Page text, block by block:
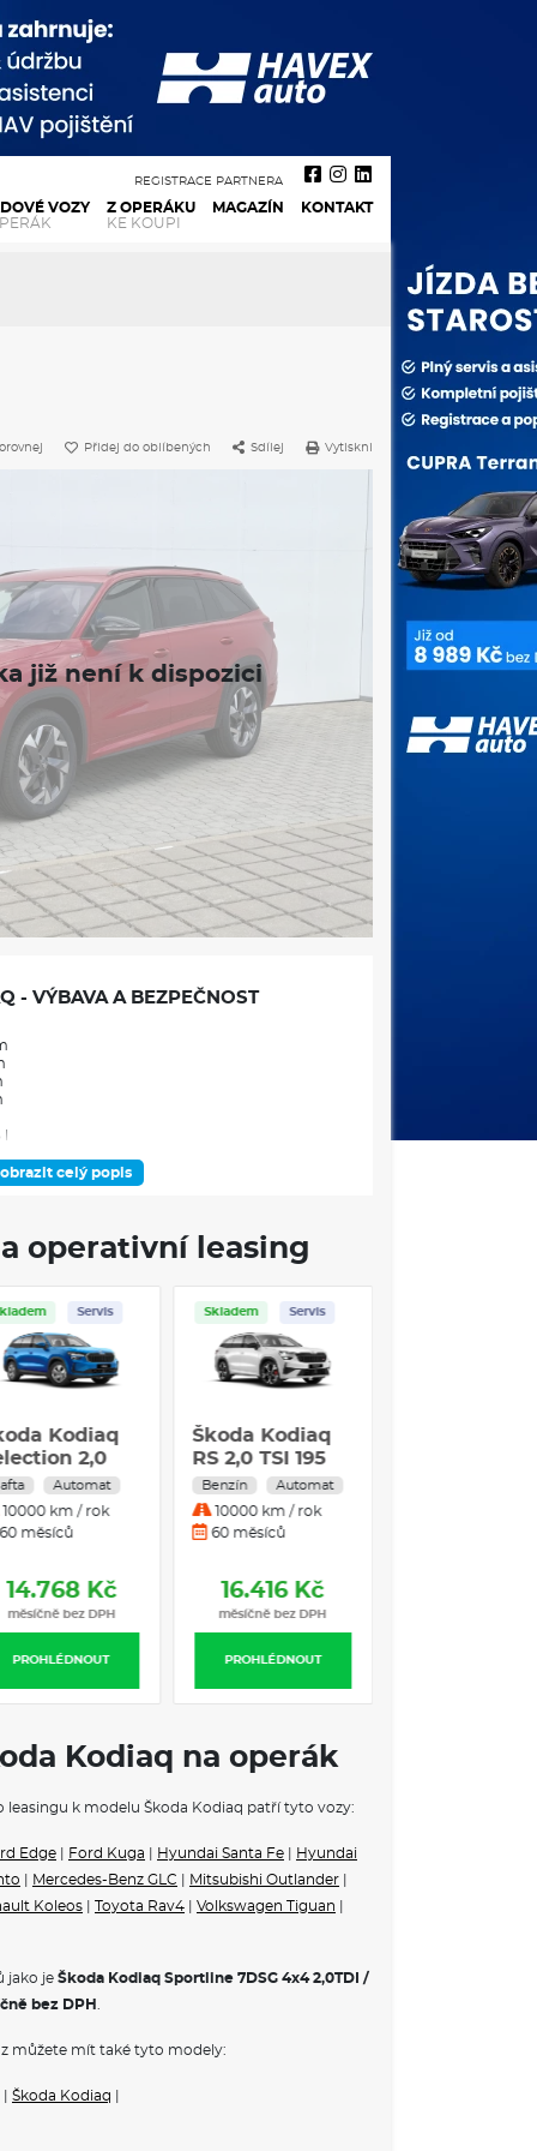
VOZY
Z OPERÁKU
KE KOUPI
MAGAZÍN KONTAKT
REGISTRACE PARTNERA
Přidej do oblíbených Sdílej Vytiskni
- VÝBAVA A BEZPEČNOST
l
celý popis
operativní leasing
Servis
Kodiaq
2,0
142 kW 7°
4x4
Automat
10000 km / rok
měsíců
PROHLÉDNOUT
14.768 Kč
měsíčně bez DPH
Skladem Servis
Škoda Kodiaq
RS 2,0 TSI 195
kW 7°
automatická
DSG 4x4
Benzín Automat
10000 km / rok
60 měsíců
PROHLÉDNOUT
16.416 Kč
měsíčně bez DPH
Kodiaq na operák
k modelu Škoda Kodiaq patří tyto vozy:
Edge Ford Kuga Hyundai Santa Fe
Hyundai
Mercedes-Benz GLC Mitsubishi Outlander
Koleos
Toyota Rav4 Volkswagen Tiguan
jako je Škoda Kodiaq Sportline 7DSG 4x4 2,0TDI /
bez DPH
můžete mít také tyto modely:
Škoda Kodiaq